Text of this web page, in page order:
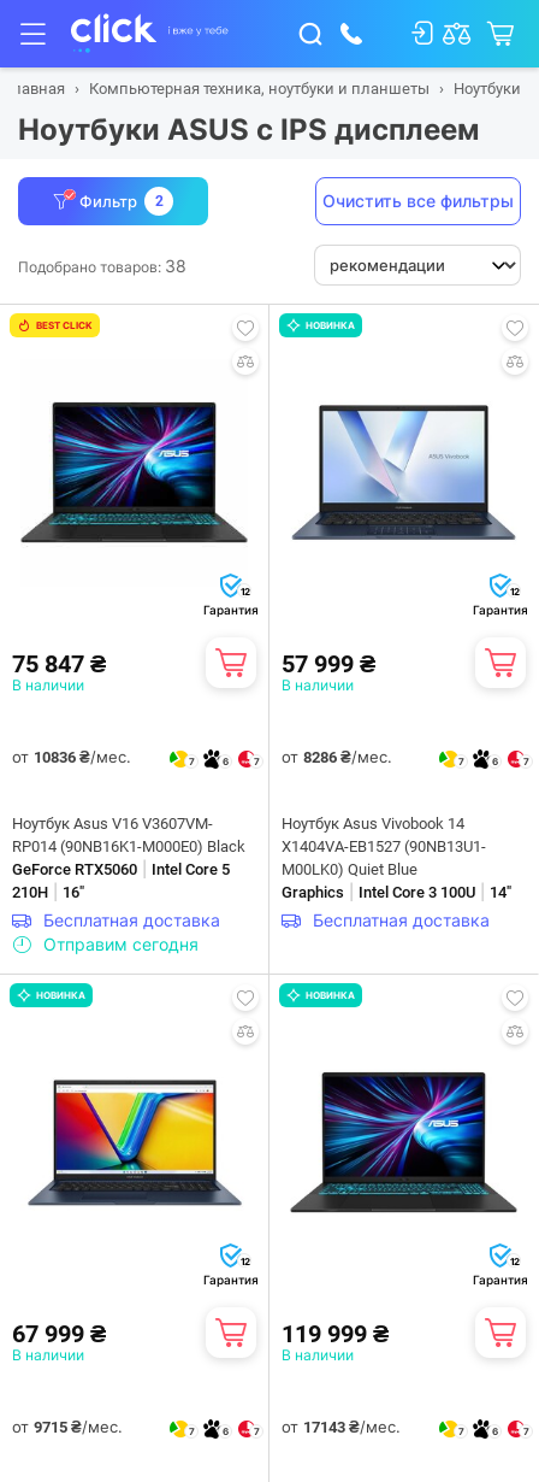
Главная Компьютерная техника, ноутбуки и планшеты Ноутбуки
Ноутбуки ASUS с IPS дисплеем
Фильтр 2 Очистить все фильтры
Подобрано товаров: 38
BEST CLICK
12
Гарантия
75 847 ₴
В наличии
от 10836 ₴/мес. 7 6 7
Ноутбук Asus V16 V3607VM-
RP014 (90NB16K1-M000E0) Black
GeForce RTX5060
Intel Core 5
210H
16"
Бесплатная доставка
Отправим сегодня
НОВИНКА
12
Гарантия
57 999 ₴
В наличии
от 8286 ₴/мес. 7 6 7
Ноутбук Asus Vivobook 14
X1404VA-EB1527 (90NB13U1-
M00LK0) Quiet Blue
Graphics
Intel Core 3 100U 14"
Бесплатная доставка
НОВИНКА
12
Гарантия
67 999 ₴
В наличии
от 9715 ₴/мес. 7 6 7
НОВИНКА
12
Гарантия
119 999 ₴
В наличии
от 17143 ₴/мес. 7 6 7